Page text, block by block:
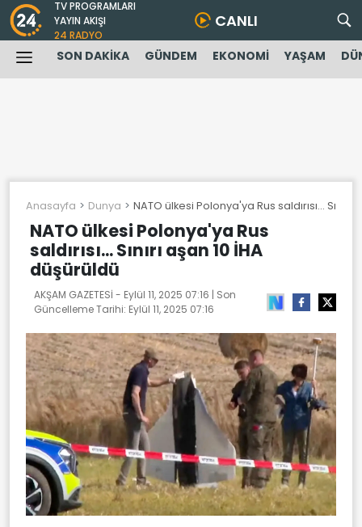
TV PROGRAMLARI
YAYIN AKIŞI
24 RADYO
CANLI
SON DAKİKA GÜNDEM EKONOMİ YAŞAM
Anasayfa Dunya NATO ülkesi Polonya'ya Rus saldırısı...
NATO ülkesi Polonya'ya Rus
saldırısı... Sınırı aşan 10 İHA
düşürüldü
AKŞAM GAZETESİ - Eylül 11, 2025 07:16 | Son
Güncelleme Tarihi: Eylül 11, 2025 07:16